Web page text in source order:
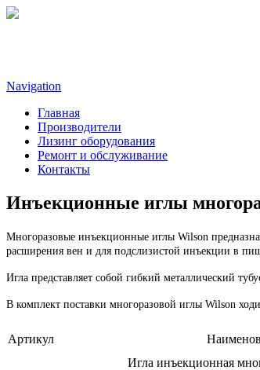
Navigation
Главная
Производители
Лизинг оборудования
Ремонт и обслуживание
Контакты
Инъекционные иглы
Многоразовые инъекционные иглы Wilson
расширения вен и для подслизистой инъекции в
Игла представляет собой гибкий металлический
В комплект поставки многоразовой иглы Wilson
Артикул
Игла инъекционная